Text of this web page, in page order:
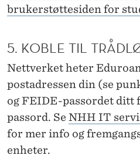
brukerstøttesiden for
5. KOBLE TIL
Nettverket heter
postadressen din (se
og FEIDE-passordet ditt
passord. Se NHH IT
for mer info og
enheter.